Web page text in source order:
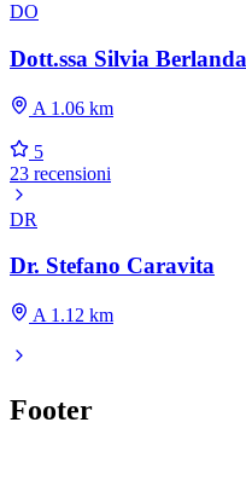
DO
Dott.ssa Silvia
A 1.06 km
5
23 recensioni
DR
Dr. Stefano Caravita
A 1.12 km
Footer